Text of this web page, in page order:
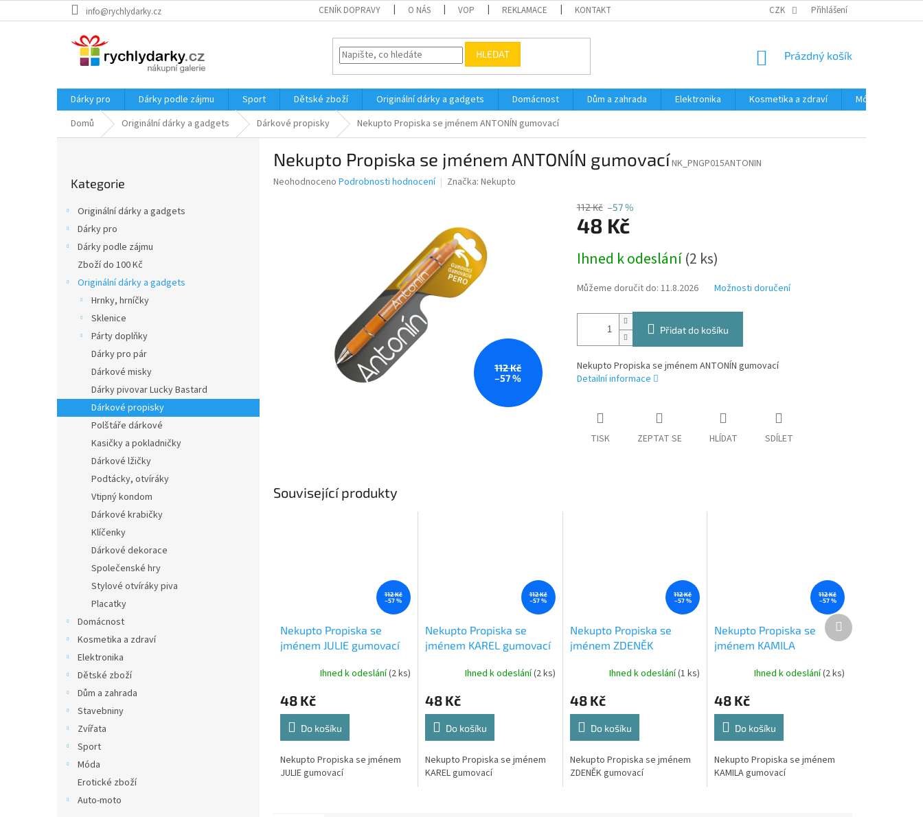
na
info@rychlydarky.cz CENÍK DOPRAVY O NÁS VOP REKLAMACE KONTAKT PODMÍNKY OCHRANY OSOBNÍCH ÚDAJŮ ČASTÉ DOTAZY A
CZK Přihlášení
HLEDAT
NÁKUPNÍ
Prázdný košík
Dárky pro Dárky podle zájmu Sport Dětské zboží Originální dárky a gadgets Domácnost Dům a zahrada Elektronika Kosmetika a zdraví Móda
Domů
Originální dárky a gadgets Dárkové propisky Nekupto Propiska se jménem ANTONÍN gumovací
kategorie
Kategorie
Originální dárky a gadgets
Dárky pro
Dárky podle zájmu
Zboží do 100 Kč
Originální dárky a gadgets
Hrnky, hrníčky
Sklenice
Párty doplňky
Dárky pro pár
Dárkové misky
Dárky pivovar Lucky Bastard
Dárkové propisky
Polštáře dárkové
Kasičky a pokladničky
Dárkové lžičky
Podtácky, otvíráky
Vtipný kondom
Dárkové krabičky
Klíčenky
Dárkové dekorace
Společenské hry
Stylové otvíráky piva
Placatky
Domácnost
Kosmetika a zdraví
Elektronika
Dětské zboží
Dům a zahrada
Stavebniny
Zvířata
Sport
Móda
Erotické zboží
Auto-moto
Nekupto Propiska se jménem ANTONÍN gumovacíNK_PNGP015ANTONIN
Průměrné
Neohodnoceno Podrobnosti hodnocení Značka: Nekupto
112 Kč
–57 %
112 Kč –57 %
48 Kč
cena:
Ihned k odeslání(2 ks)
Můžeme doručit do: 11.8.2026 Možnosti doručení
Přidat do košíku
Nekupto Propiska se jménem ANTONÍN gumovací
Detailní informace
TISK ZEPTAT SE HLÍDAT SDÍLET
Související produkty
112 Kč
–57 %
Nekupto Propiska se
jménem JULIE gumovací
Ihned k odeslání(2 ks)
48 Kč
Do košíku
Nekupto Propiska se jménem
JULIE gumovací
112 Kč
–57 %
Nekupto Propiska se
jménem KAREL gumovací
Ihned k odeslání(2 ks)
48 Kč
Do košíku
Nekupto Propiska se jménem
KAREL gumovací
112 Kč
–57 %
Nekupto Propiska se
jménem ZDENĚK
Ihned k odeslání(1 ks)
48 Kč
Do košíku
Nekupto Propiska se jménem
ZDENĚK gumovací
112 Kč
–57 %
Nekupto Propiska se
jménem KAMILA
Ihned k odeslání(2 ks)
48 Kč
Do košíku
Nekupto Propiska se jménem
KAMILA gumovací
Další
produkt